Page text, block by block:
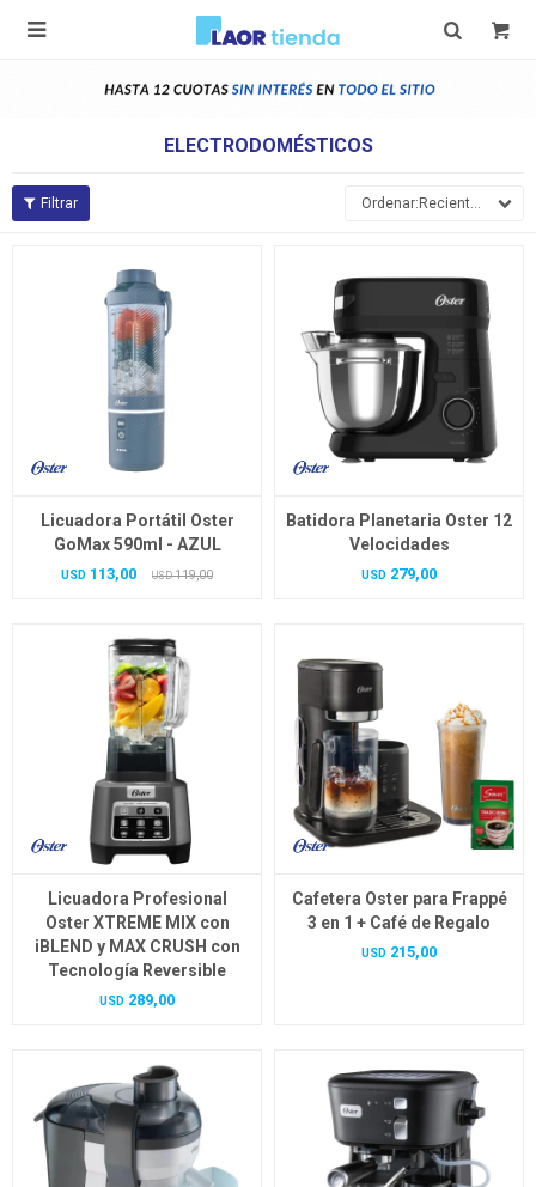

ELECTRODOMÉSTICOS
Recientes
Licuadora Portátil Oster
GoMax 590ml - AZUL
USD 113,00 USD 119,00
Batidora Planetaria Oster 12
Velocidades
USD 279,00
Licuadora Profesional
Oster XTREME MIX con
iBLEND y MAX CRUSH con
Tecnología Reversible
USD 289,00
Cafetera Oster para Frappé
3 en 1 + Café de Regalo
USD 215,00